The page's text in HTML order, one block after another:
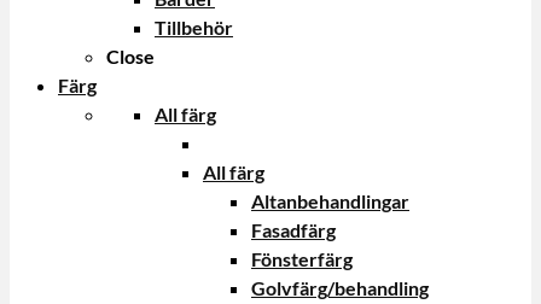
Tillbehör
Close
Färg
All färg
All färg
Altanbehandlingar
Fasadfärg
Fönsterfärg
Golvfärg/behandling